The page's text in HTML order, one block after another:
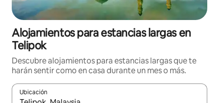
Alojamientos para estancias largas en
Telipok
Descubre alojamientos para estancias largas que te
harán sentir como en casa durante un mes o más.
Ubicación
Cuando los resultados estén disponibles, podrás navegar